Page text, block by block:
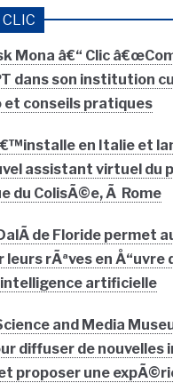
CLIC
Mona â€“ Clic
dans son institution
et conseils pratiques
en Italie et
assistant virtuel du
du ColisÃ©e, Ã Rome
de Floride permet
rÃªves en
artificielle
and Media
diffuser de nouvelles
proposer une